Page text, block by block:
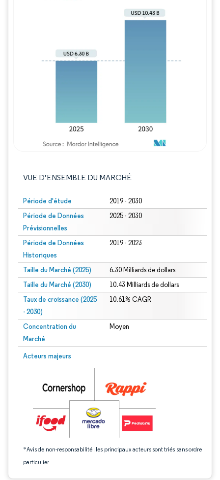
VUE D’ENSEMBLE DU MARCHÉ
Période d'étude 2019 - 2030
Période de Données
Prévisionnelles
2025 - 2030
Période de Données
Historiques
2019 - 2023
Taille du Marché (2025) 6.30 Milliards de dollars
Taille du Marché (2030) 10.43 Milliards de dollars
Taux de croissance (2025
- 2030)
10.61% CAGR
Concentration du
Marché
Moyen
Acteurs majeurs
*Avis de non-responsabilité : les principaux acteurs sont triés sans ordre
particulier
Image © Mordor Intelligence. La réutilisation nécessite une attribution sous CC
Image © Mordor Intelligence. La